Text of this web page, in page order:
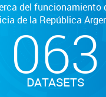
del funcionamiento
de la República
063
DATASETS